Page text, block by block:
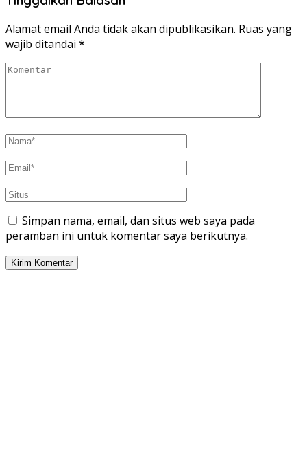
Alamat email Anda tidak akan dipublikasikan. Ruas yang
wajib ditandai *
Simpan nama, email, dan situs web saya pada
peramban ini untuk komentar saya berikutnya.